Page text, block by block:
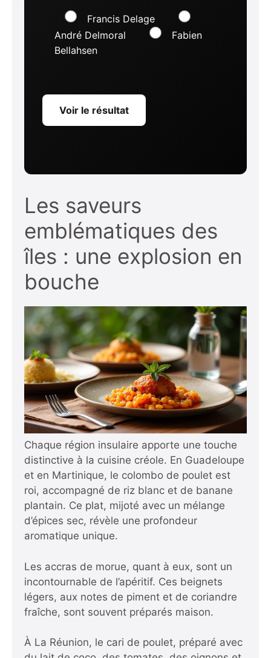
Francis Delage
André Delmoral
Fabien
Bellahsen
Voir le résultat
Les saveurs
emblématiques des
îles : une explosion en
bouche
Chaque région insulaire apporte une touche
distinctive à la cuisine créole. En Guadeloupe
et en Martinique, le colombo de poulet est
roi, accompagné de riz blanc et de banane
plantain. Ce plat, mijoté avec un mélange
d’épices sec, révèle une profondeur
aromatique unique.
Les accras de morue, quant à eux, sont un
incontournable de l’apéritif. Ces beignets
légers, aux notes de piment et de coriandre
fraîche, sont souvent préparés maison.
À La Réunion, le cari de poulet, préparé avec